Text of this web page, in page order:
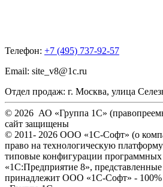
Телефон: +7 (495) 737-92-57
Email: site_v8@1c.ru
Отдел продаж: г. Москва, улица
© 2026 АО «Группа 1С»
сайт защищены
© 2011- 2026 ООО «1С-Софт» (о
право на технологическую
типовые конфигурации
«1С:Предприятие 8», представленные
принадлежит ООО «1С-Софт» -